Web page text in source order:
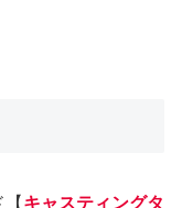
キャスティングタ